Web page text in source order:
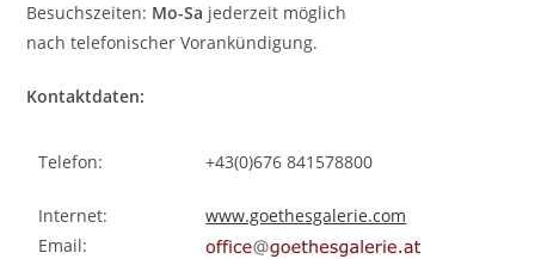
Besuchszeiten: Mo-Sa jederzeit möglich
nach telefonischer Vorankündigung.
Kontaktdaten:
Telefon:
Internet:
Email:
+43(0)676 841578800
www.goethesgalerie.com